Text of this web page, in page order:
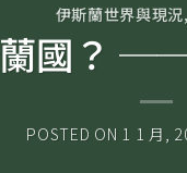
伊斯蘭世界與現況,
國？
POSTED ON 1 1 月,